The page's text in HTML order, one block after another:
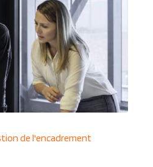
de l'encadrement